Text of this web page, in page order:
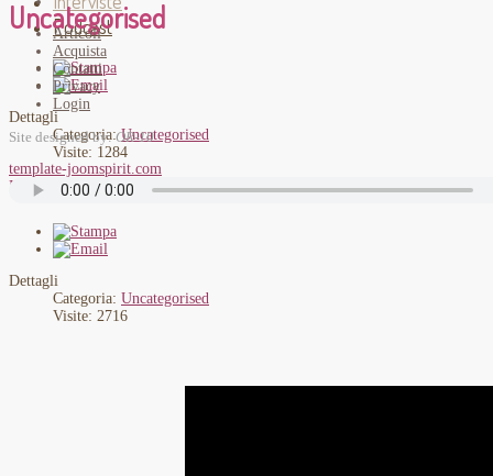
Podcast
Uncategorised
Dettagli
Categoria:Uncategorised
Visite: 1284
Dettagli
Categoria: Uncategorised
Visite: 2716
Articoli
Acquista
Contatti
Privacy
Login
Site designed by:OR-10
template-joomspirit.com
Back to top